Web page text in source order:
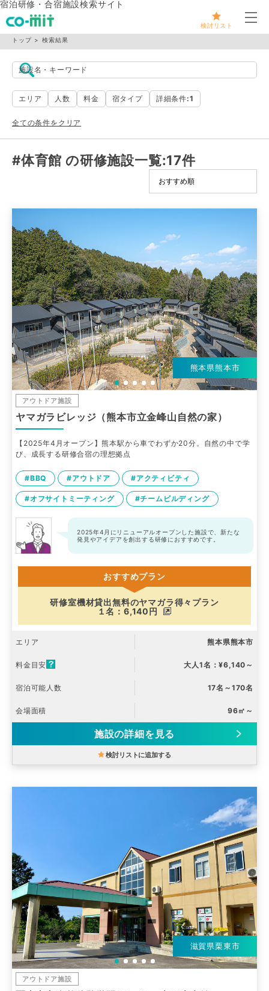
宿泊研修・合宿施設検索サイト
検討リスト
メ
トップ 検索結果
施設名・キーワード
エリア 人数 料金 宿タイプ 詳細条件:1
全ての条件をクリア
#体育館 の研修施設一覧:17件
熊本県熊本市
アウトドア施設
ヤマガラビレッジ（熊本市立金峰山自然の家）
【2025年4月オープン】熊本駅から車でわずか20分。自然の中で学
び、成長する研修合宿の理想拠点
#BBQ #アウトドア #アクティビティ
#オフサイトミーティング #チームビルディング
2025年4月にリニューアルオープンした施設で、新たな
発見やアイデアを創出する研修におすすめです。
おすすめプラン
研修室機材貸出無料のヤマガラ得々プラン
１名：6,140円
エリア 熊本県熊本市
料金目安 大人1名：¥6,140～
宿泊可能人数 17名～170名
会場面積 96㎡～
施設の詳細を見る
検討リストに追加する
滋賀県栗東市
アウトドア施設